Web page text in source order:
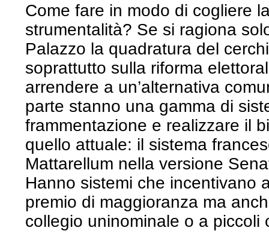
Come fare in modo di cogliere
strumentalità? Se si ragiona
Palazzo la quadratura del
soprattutto sulla riforma
arrendere a un’alternativa
parte stanno una gamma di
frammentazione e realizzare il
quello attuale: il sistema
Mattarellum nella versione
Hanno sistemi che incentivano
premio di maggioranza ma
collegio uninominale o a piccoli